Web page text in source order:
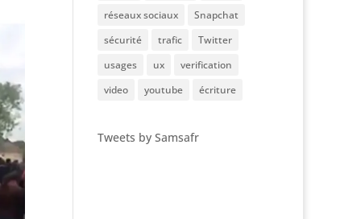
réseaux sociaux
Snapchat
sécurité
trafic
Twitter
usages
ux
verification
video
youtube écriture
Tweets by Samsafr